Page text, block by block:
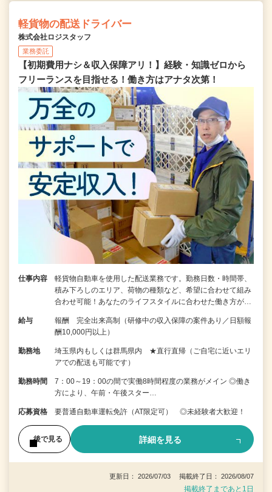
軽貨物の配送ドライバー
株式会社ロジスタッフ
業務委託
【初期費用ナシ＆収入保障アリ！】経験・知識ゼロから
フリーランスを目指せる！働き方はアナタ次第！
仕事内容
軽貨物自動車を使用した配送業務です。勤務日数・時間帯、
積み下ろしのエリア、荷物の種類など、希望に合わせて組み
合わせ可能！あなたのライフスタイルに合わせた働き方が…
給与
報酬 完全出来高制（研修中の収入保障の案件あり／日額報
酬10,000円以上）
勤務地
埼玉県内もしくは群馬県内 ★直行直帰（ご自宅に近いエリ
アでの配送も可能です）
勤務時間
7：00～19：00の間で実働8時間程度の業務がメイン ◎働き
方により、午前・午後スター…
応募資格 要普通自動車運転免許（AT限定可） ◎未経験者大歓迎！
後で見る 詳細を見る
更新日： 2026/07/03 掲載終了日： 2026/08/07
掲載終了まであと1日